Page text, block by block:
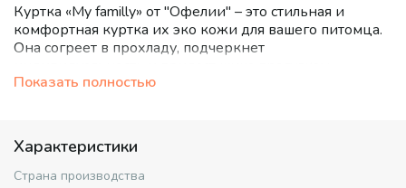
Куртка «My familly» от "Офелии" – это стильная и
комфортная куртка их эко кожи для вашего питомца.
Она согреет в прохладу, подчеркнет
защищает от ветра, а надежная фурнитура
обеспечивает прочность.
Показать полностью
Характеристики
Страна производства